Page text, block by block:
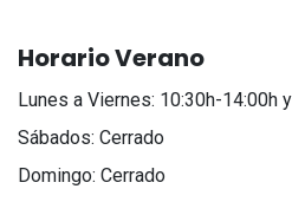
Horario Verano
Lunes a Viernes: 10:30h-14:00h
Sábados: Cerrado
Domingo: Cerrado